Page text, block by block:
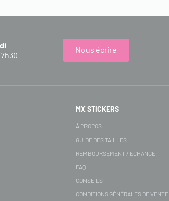
Nous écrire
MX STICKERS
À PROPOS
GUIDE DES TAILLES
REMBOURSEMENT / ÉCHANGE
FAQ
CONSEILS
CONDITIONS GÉNÉRALES DE VENTE